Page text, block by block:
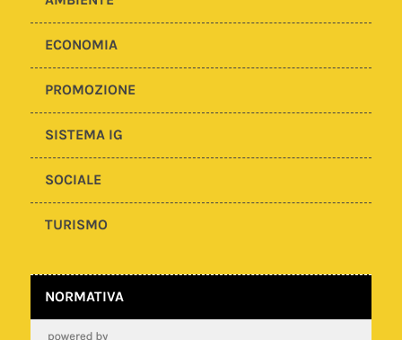
ECONOMIA
PROMOZIONE
SISTEMA IG
SOCIALE
TURISMO
NORMATIVA